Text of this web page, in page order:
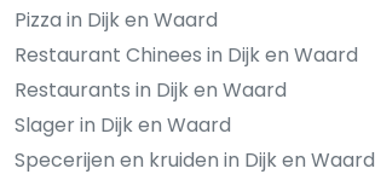
Pizza in Dijk en Waard
Restaurant Chinees in Dijk en Waard
Restaurants in Dijk en Waard
Slager in Dijk en Waard
Specerijen en kruiden in Dijk en Waard